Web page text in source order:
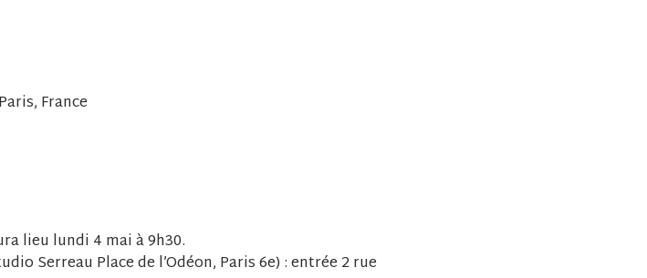
France
lieu lundi 4 mai à 9h30.
Serreau Place de l’Odéon, Paris 6e) : entrée 2 rue